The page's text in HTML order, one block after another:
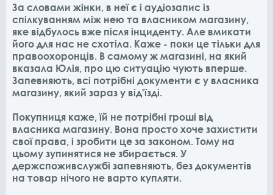
За словами жінки, в неї є і аудіозапис із
спілкуванням між нею та власником магазину,
яке відбулось вже після інциденту. Але вмикати
його для нас не схотіла. Каже - поки це тільки для
правоохоронців. В самому ж магазині, на який
вказала Юлія, про цю ситуацію чують вперше.
Запевняють, всі потрібні документи є у власника
магазину, який зараз у від'їзді.
Покупниця каже, їй не потрібні гроші від
власника магазину. Вона просто хоче захистити
свої права, і зробити це за законом. Тому на
цьому зупинятися не збирається. У
держспоживслужбі запевняють, без документів
на товар нічого не варто купляти.